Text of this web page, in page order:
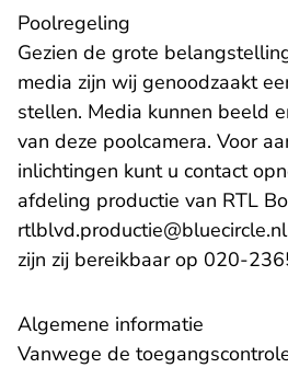
Poolregeling
Gezien de grote
media zijn wij genoodzaakt
stellen. Media kunnen beeld
van deze poolcamera. Voor
inlichtingen kunt u contact
afdeling productie van RTL
zijn zij bereikbaar op 020-
Algemene informatie
Vanwege de